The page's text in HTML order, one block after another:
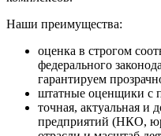
Наши преимущества:
оценка в строгом
федерального
гарантируем
штатные оценщики с
точная, актуальная и
предприятий (НКО,
Ермолино
Железногорск
Железногорск-Илимский
Жуковский
Заводоуковск
Заозерный